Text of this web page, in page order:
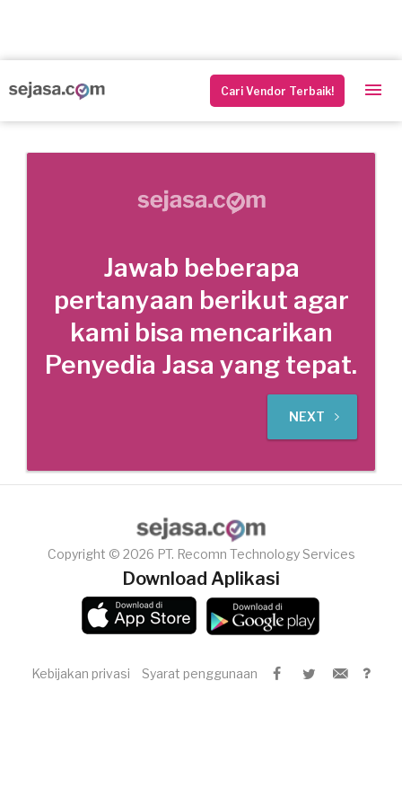
Cari Vendor Terbaik!
Jawab beberapa
pertanyaan berikut agar
kami bisa mencarikan
Penyedia Jasa yang tepat.
NEXT
Copyright © 2026 PT. Recomn Technology Services
Download Aplikasi
Kebijakan privasi Syarat penggunaan